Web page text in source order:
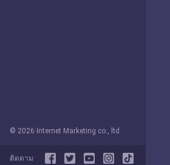
© 2026 Internet Marketing co., ltd
ติดตาม